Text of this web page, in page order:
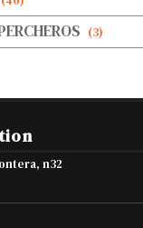
(3)
n32